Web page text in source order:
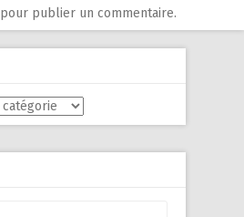
pour publier un commentaire.